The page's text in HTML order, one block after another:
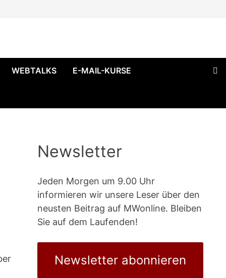
WEBTALKS E-MAIL-KURSE
Newsletter
Jeden Morgen um 9.00 Uhr
informieren wir unsere Leser über den
neusten Beitrag auf MWonline. Bleiben
Sie auf dem Laufenden!
Newsletter abonnieren